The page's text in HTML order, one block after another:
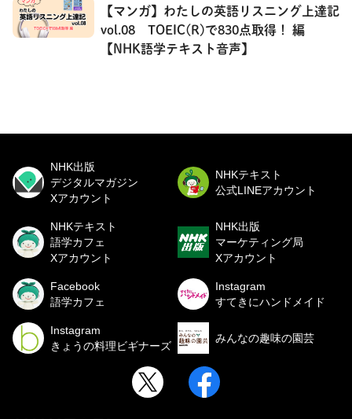
【マンガ】わたしの英語リスニング上達記
vol.08 TOEIC(R)で830点取得！ 編
【NHK語学テキスト音声】
NHK出版
デジタルマガジン
Xアカウント
NHKテキスト
公式LINEアカウント
NHKテキスト
語学カフェ
Xアカウント
NHK出版
マーケティング局
Xアカウント
Facebook
語学カフェ
Instagram
すてきにハンドメイド
Instagram
きょうの料理ビギナーズ
みんなの趣味の園芸